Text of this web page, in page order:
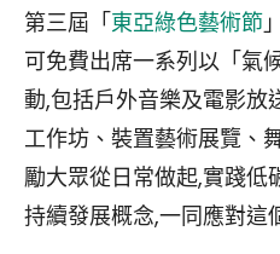
第三屆「東亞綠色藝術節
可免費出席一系列以「氣
動,包括戶外音樂及電影放
工作坊、裝置藝術展覽、
勵大眾從日常做起,實踐低
持續發展概念,一同應對這